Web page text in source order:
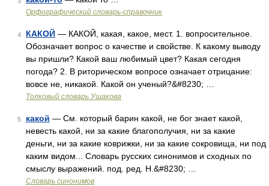
Орфографический словарь-справочник
4 КАКОЙ — КАКОЙ, какая, какое, мест. 1. вопросительное.
Обозначает вопрос о качестве и свойстве. К какому выводу
вы пришли? Какой ваш любимый цвет? Какая сегодня
погода? 2. В риторическом вопросе означает отрицание:
вовсе не, никакой. Какой он ученый?&#8230; …
Толковый словарь Ушакова
5 какой — См. который барин какой, не бог знает какой,
невесть какой, ни за какие благополучия, ни за какие
деньги, ни за какие коврижки, ни за какие сокровища, ни под
каким видом... Словарь русских синонимов и сходных по
смыслу выражений. под. ред. Н.&#8230; …
Словарь синонимов